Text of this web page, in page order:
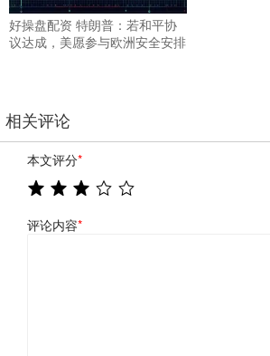
好操盘配资 特朗普：若和平协
议达成，美愿参与欧洲安全安排
相关评论
本文评分*
评论内容*